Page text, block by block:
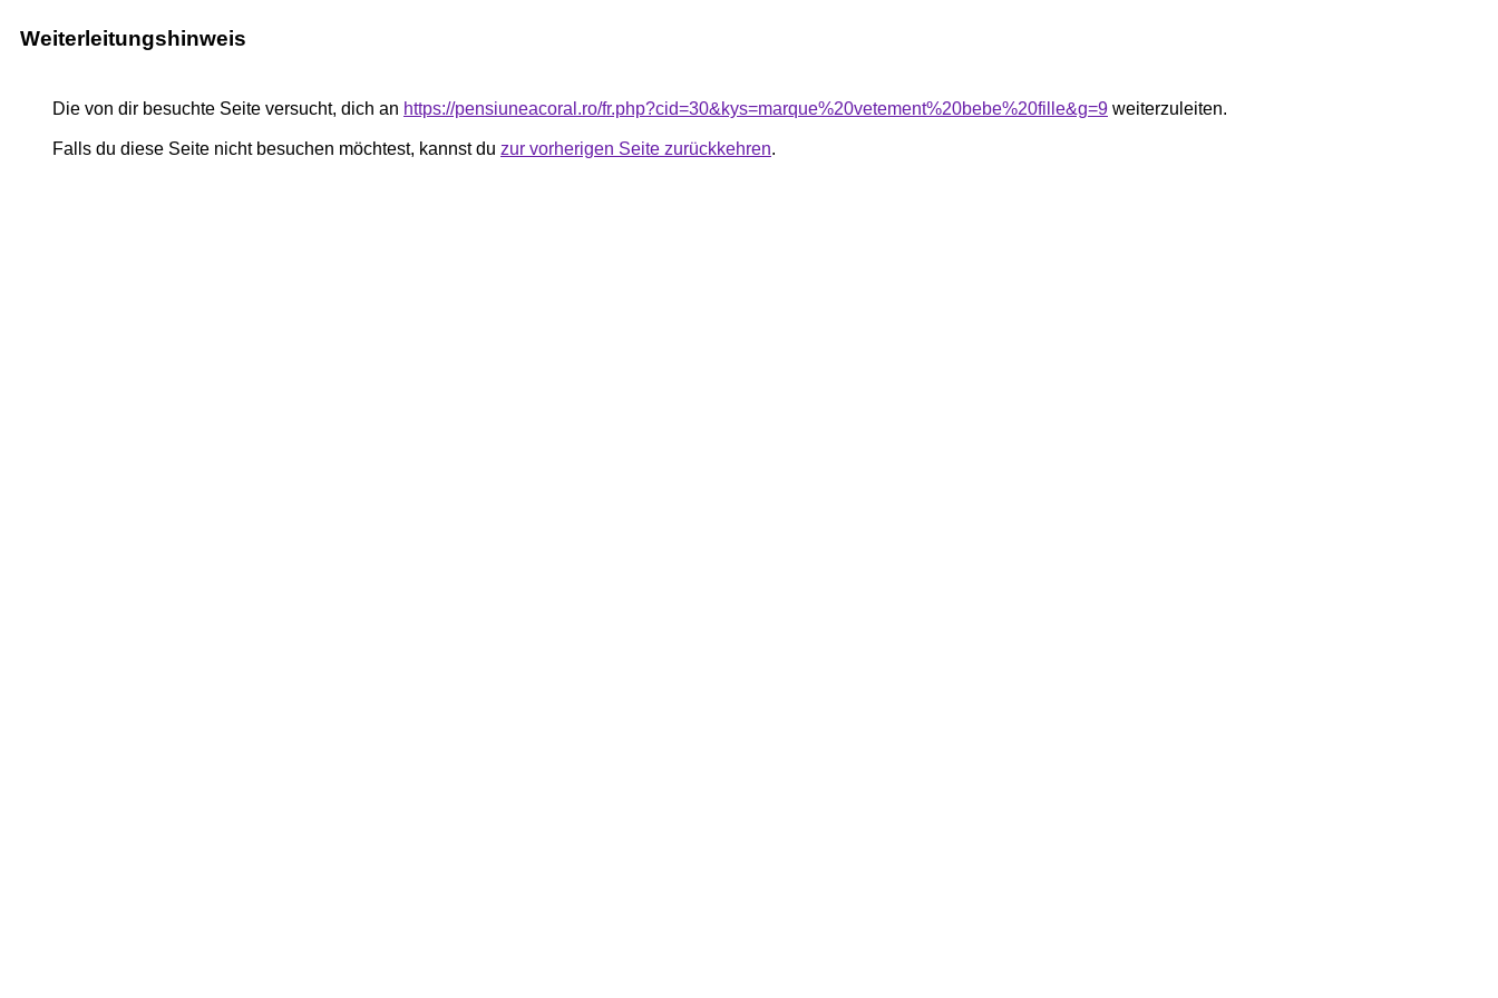
Weiterleitungshinweis
Die von dir besuchte Seite versucht, dich an https://pensiuneacoral.ro/fr.php?cid=30&kys=marque%20vetement%20bebe%20fille&g=9 weiterzuleiten.
Falls du diese Seite nicht besuchen möchtest, kannst du zur vorherigen Seite zurückkehren.